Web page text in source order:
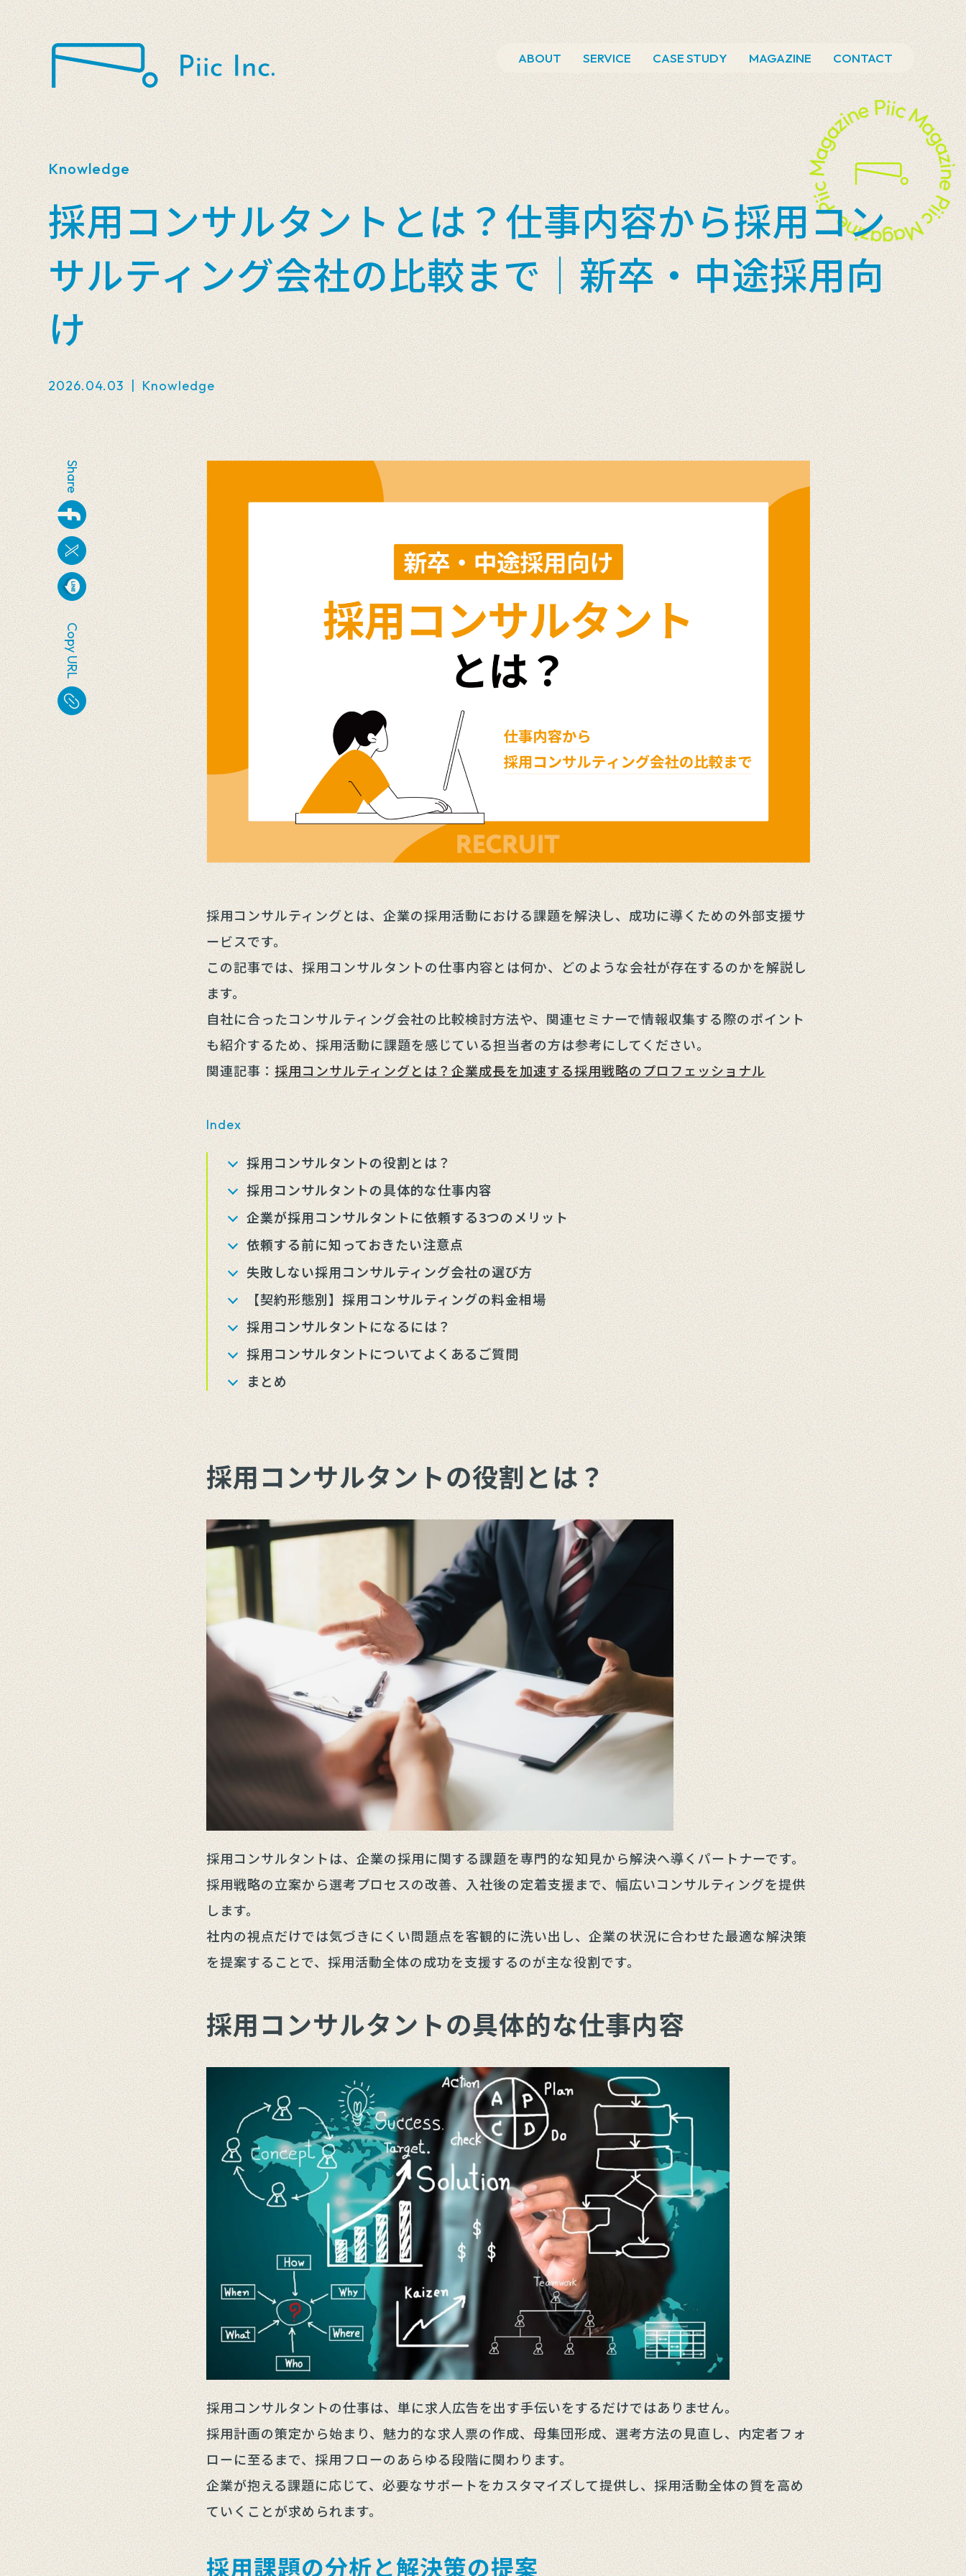
ABOUT SERVICE CASE STUDY MAGAZINE CONTACT
Knowledge
採用コンサルタントとは？仕事内容から採用コン
サルティング会社の比較まで｜新卒・中途採用向
け
2026.04.03 Knowledge
採用コンサルティングとは、企業の採用活動における課題を解決し、成功に導くための外部支援サ
ービスです。
この記事では、採用コンサルタントの仕事内容とは何か、どのような会社が存在するのかを解説し
ます。
自社に合ったコンサルティング会社の比較検討方法や、関連セミナーで情報収集する際のポイント
も紹介するため、採用活動に課題を感じている担当者の方は参考にしてください。
関連記事：採用コンサルティングとは？企業成長を加速する採用戦略のプロフェッショナル
Index
採用コンサルタントの役割とは？
採用コンサルタントの具体的な仕事内容
企業が採用コンサルタントに依頼する3つのメリット
依頼する前に知っておきたい注意点
失敗しない採用コンサルティング会社の選び方
【契約形態別】採用コンサルティングの料金相場
採用コンサルタントになるには？
採用コンサルタントについてよくあるご質問
まとめ
採用コンサルタントの役割とは？
採用コンサルタントは、企業の採用に関する課題を専門的な知見から解決へ導くパートナーです。
採用戦略の立案から選考プロセスの改善、入社後の定着支援まで、幅広いコンサルティングを提供
します。
社内の視点だけでは気づきにくい問題点を客観的に洗い出し、企業の状況に合わせた最適な解決策
を提案することで、採用活動全体の成功を支援するのが主な役割です。
採用コンサルタントの具体的な仕事内容
採用コンサルタントの仕事は、単に求人広告を出す手伝いをするだけではありません。
採用計画の策定から始まり、魅力的な求人票の作成、母集団形成、選考方法の見直し、内定者フォ
ローに至るまで、採用フローのあらゆる段階に関わります。
企業が抱える課題に応じて、必要なサポートをカスタマイズして提供し、採用活動全体の質を高め
ていくことが求められます。
採用課題の分析と解決策の提案
Share
Copy URL